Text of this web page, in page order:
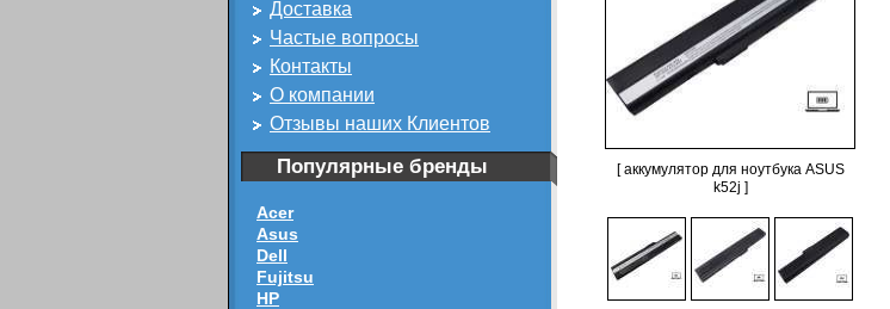
Доставка
Частые вопросы
Контакты
О компании
Отзывы наших Клиентов
Популярные бренды
Acer
Asus
Dell
Fujitsu
HP
[ аккумулятор для ноутбука ASUS
k52j ]